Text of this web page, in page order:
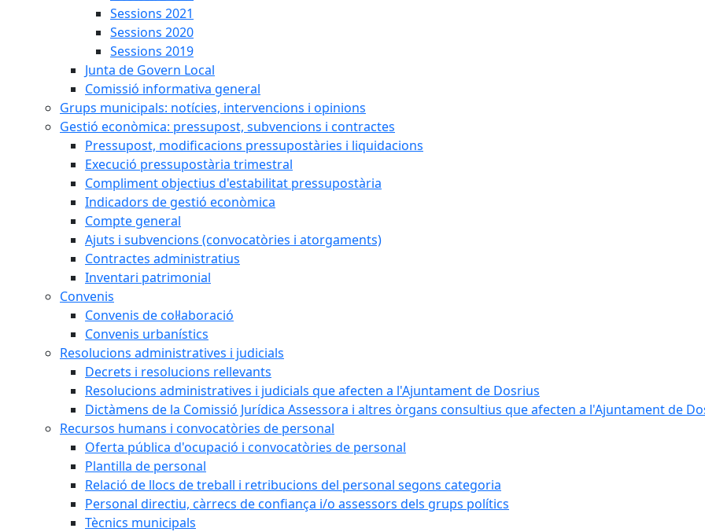
Sessions 2021
Sessions 2020
Sessions 2019
Junta de Govern Local
Comissió informativa general
Grups municipals: notícies, intervencions i opinions
Gestió econòmica: pressupost, subvencions i contractes
Pressupost, modificacions pressupostàries i liquidacions
Execució pressupostària trimestral
Compliment objectius d'estabilitat pressupostària
Indicadors de gestió econòmica
Compte general
Ajuts i subvencions (convocatòries i atorgaments)
Contractes administratius
Inventari patrimonial
Convenis
Convenis de col·laboració
Convenis urbanístics
Resolucions administratives i judicials
Decrets i resolucions rellevants
Resolucions administratives i judicials que afecten a l'Ajuntament de Dosrius
Dictàmens de la Comissió Jurídica Assessora i altres òrgans consultius que afecten a l'Ajuntament de
Recursos humans i convocatòries de personal
Oferta pública d'ocupació i convocatòries de personal
Plantilla de personal
Relació de llocs de treball i retribucions del personal segons categoria
Personal directiu, càrrecs de confiança i/o assessors dels grups polítics
Tècnics municipals